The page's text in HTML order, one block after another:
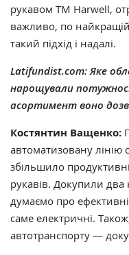
рукавом TM Harwell,
важливо, по
такий підхід і надалі.
Latifundist.com: Яке
нарощували
асортимент воно
Костянтин Ващенко:
автоматизовану
збільшило
рукавів. Докупили
думаємо про
саме електричні.
автотранспорту —